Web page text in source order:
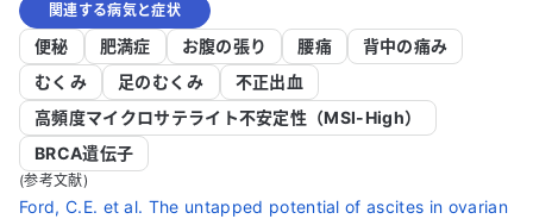
関連する病気と症状
便秘 肥満症 お腹の張り 腰痛
背中の痛み
むくみ
足のむくみ
不正出血
高頻度マイクロサテライト不安定性（MSI-High）
BRCA遺伝子
(参考文献)
Ford, C.E. et al. The untapped potential of ascites in ovarian